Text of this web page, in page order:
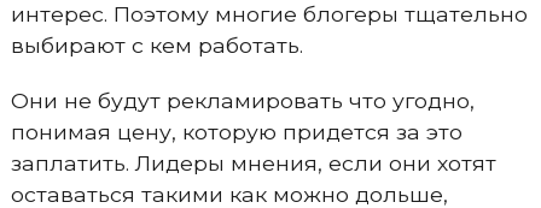
интерес. Поэтому многие блогеры тщательно
выбирают с кем работать.
Они не будут рекламировать что угодно,
понимая цену, которую придется за это
заплатить. Лидеры мнения, если они хотят
оставаться такими как можно дольше,